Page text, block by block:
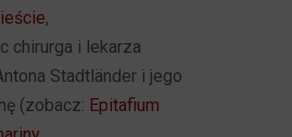
,
chirurga i lekarza
Stadtländer i jego
(zobacz: Epitafium